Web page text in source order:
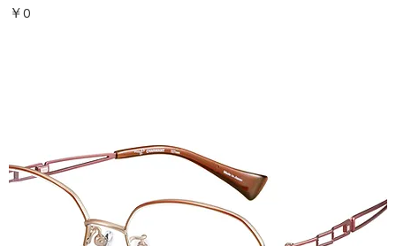
価格
￥0